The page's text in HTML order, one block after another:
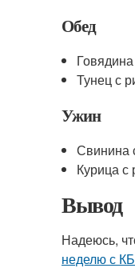
Обед
Тунец с
Ужин
Свинина
Курица с
Вывод
Надеюсь,
неделю с